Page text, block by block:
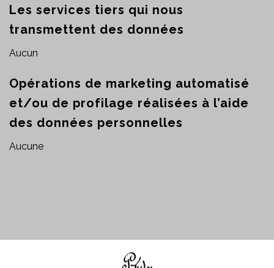
Les services tiers qui nous
transmettent des données
Aucun
Opérations de marketing automatisé
et/ou de profilage réalisées à l’aide
des données personnelles
Aucune